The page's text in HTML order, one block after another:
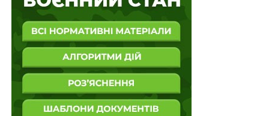
ініціювання спору про визнання права власності не
для захисту прав та інтересів є недопустимим.
Визнання права власності на об’єкт, який належить на
праві спільної часткової власності декільком
співвласникам, тільки за спадкоємцем одного із
співвласників по суті використовується для
позбавлення права на частку в праві спільної
часткової власності інших співвласників чи їх